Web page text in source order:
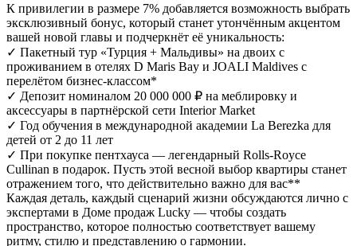
К привилегии в размере 7% добавляется возможность выбрать
эксклюзивный бонус, который станет утончённым акцентом
вашей новой главы и подчеркнёт её уникальность:
✓ Пакетный тур «Турция + Мальдивы» на двоих с
проживанием в отелях D Maris Bay и JOALI Maldives с
перелётом бизнес-классом*
✓ Депозит номиналом 20 000 000 ₽ на меблировку и
аксессуары в партнёрской сети Interior Market
✓ Год обучения в международной академии La Berezka для
детей от 2 до 11 лет
✓ При покупке пентхауса — легендарный Rolls‑Royce
Cullinan в подарок. Пусть этой весной выбор квартиры станет
отражением того, что действительно важно для вас**
Каждая деталь, каждый сценарий жизни обсуждаются лично с
экспертами в Доме продаж Lucky — чтобы создать
пространство, которое полностью соответствует вашему
ритму, стилю и представлению о гармонии.